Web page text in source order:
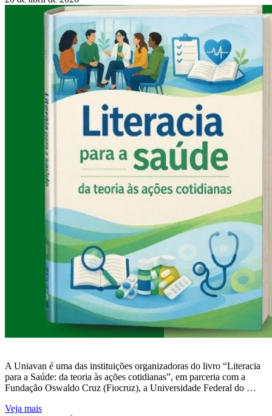
A Uniavan é uma das instituições organizadoras do livro “Literacia
para a Saúde: da teoria às ações cotidianas”, em parceria com a
Fundação Oswaldo Cruz (Fiocruz), a Universidade Federal do …
Veja mais